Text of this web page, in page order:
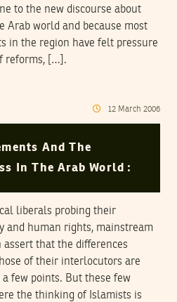
to the new discourse about
Arab world and because most
in the region have felt pressure
reforms, […].
12 March 2006
And The
In The Arab World :
liberals probing their
and human rights, mainstream
assert that the differences
of their interlocutors are
few points. But these few
the thinking of Islamists is